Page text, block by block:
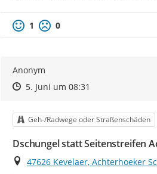
1 0
Anonym
Zeitpunkt des Erstellens
Zeitpunkt des Erstellens
5. Juni um 08:31
Kategorie
Geh-/Radwege oder Straßenschäden
Dschungel statt Seitenstreifen
Ort
47626 Kevelaer, Achterhoeker